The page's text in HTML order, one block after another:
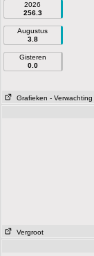
2026
256.3
Augustus
3.8
Gisteren
0.0
Grafieken - Verwachting
Vergroot